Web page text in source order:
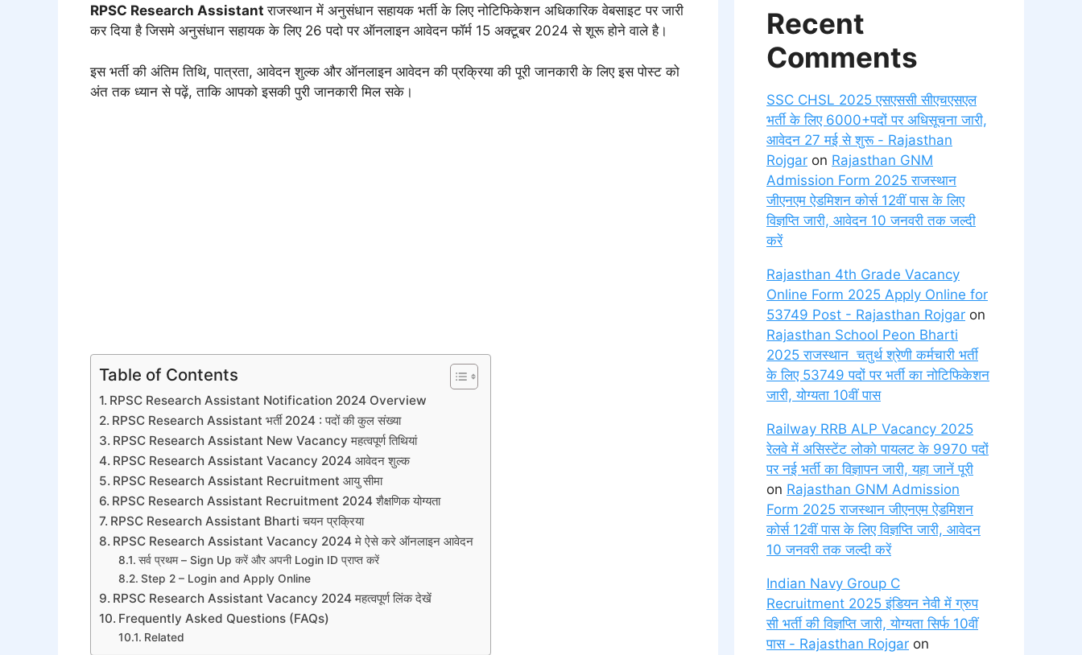
RPSC Research Assistant राजस्थान में अनुसंधान सहायक भर्ती के लिए नोटिफिकेशन अधिकारिक वेबसाइट पर जारी
कर दिया है जिसमे अनुसंधान सहायक के लिए 26 पदो पर ऑनलाइन आवेदन फॉर्म 15 अक्टूबर 2024 से शूरू होने वाले है।
इस भर्ती की अंतिम तिथि, पात्रता, आवेदन शुल्क और ऑनलाइन आवेदन की प्रक्रिया की पूरी जानकारी के लिए इस पोस्ट को
अंत तक ध्यान से पढ़ें, ताकि आपको इसकी पुरी जानकारी मिल सके।
Table of Contents
RPSC Research Assistant Notification 2024 Overview
RPSC Research Assistant भर्ती 2024 : पदों की कुल संख्या
RPSC Research Assistant New Vacancy महत्वपूर्ण तिथियां
RPSC Research Assistant Vacancy 2024 आवेदन शुल्क
RPSC Research Assistant Recruitment आयु सीमा
RPSC Research Assistant Recruitment 2024 शैक्षणिक योग्यता
RPSC Research Assistant Bharti चयन प्रक्रिया
RPSC Research Assistant Vacancy 2024 मे ऐसे करे ऑनलाइन आवेदन
सर्व प्रथम – Sign Up करें और अपनी Login ID प्राप्त करें
Step 2 – Login and Apply Online
RPSC Research Assistant Vacancy 2024 महत्वपूर्ण लिंक देखें
Frequently Asked Questions (FAQs)
Related
Recent
Comments
SSC CHSL 2025 एसएससी सीएचएसएल
भर्ती के लिए 6000+पदों पर अधिसूचना जारी,
आवेदन 27 मई से शुरू - Rajasthan
Rojgar on Rajasthan GNM
Admission Form 2025 राजस्थान
जीएनएम ऐडमिशन कोर्स 12वीं पास के लिए
विज्ञप्ति जारी, आवेदन 10 जनवरी तक जल्दी
करें
Rajasthan 4th Grade Vacancy
Online Form 2025 Apply Online for
53749 Post - Rajasthan Rojgar on
Rajasthan School Peon Bharti
2025 राजस्थान चतुर्थ श्रेणी कर्मचारी भर्ती
के लिए 53749 पदों पर भर्ती का नोटिफिकेशन
जारी, योग्यता 10वीं पास
Railway RRB ALP Vacancy 2025
रेलवे में असिस्टेंट लोको पायलट के 9970 पदों
पर नई भर्ती का विज्ञापन जारी, यहा जानें पूरी
on Rajasthan GNM Admission
Form 2025 राजस्थान जीएनएम ऐडमिशन
कोर्स 12वीं पास के लिए विज्ञप्ति जारी, आवेदन
10 जनवरी तक जल्दी करें
Indian Navy Group C
Recruitment 2025 इंडियन नेवी में ग्रुप
सी भर्ती की विज्ञप्ति जारी, योग्यता सिर्फ 10वीं
पास - Rajasthan Rojgar on